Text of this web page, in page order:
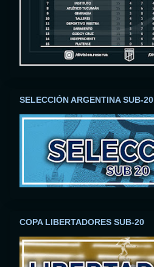
SELECCIÓN ARGENTINA SUB-20
COPA LIBERTADORES SUB-20